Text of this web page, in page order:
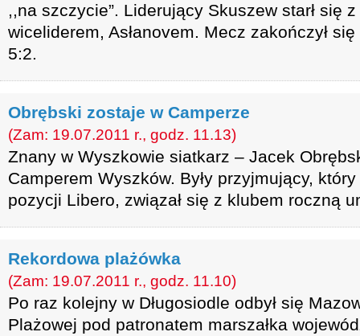
,,na szczycie”. Liderujący Skuszew starł się
wiceliderem, Asłanovem. Mecz zakończył
5:2.
Obrębski zostaje w Camperze
(Zam: 19.07.2011 r., godz. 11.13)
Znany w Wyszkowie siatkarz – Jacek
Camperem Wyszków. Były przyjmujący,
pozycji Libero, związał się z klubem roczną
Rekordowa plażówka
(Zam: 19.07.2011 r., godz. 11.10)
Po raz kolejny w Długosiodle odbył się
Plażowej pod patronatem marszałka